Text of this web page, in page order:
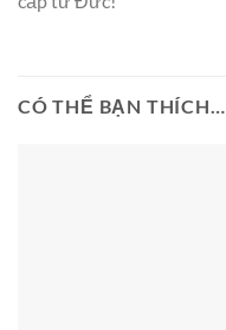
CÓ THỂ BẠN THÍCH…